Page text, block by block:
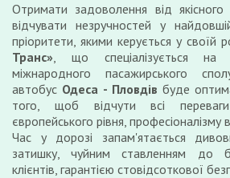
Отримати задоволення від якісного
відчувати незручностей у
пріоритети, якими керується у своїй
Транс», що спеціалізується на
міжнародного пасажирського
автобус Одеса - Пловдівбуде
того, щоб відчути всі переваги
європейського рівня, професіоналізму
Час у дорозі запам'ятається
затишку, чуйним ставленням до
клієнтів, гарантією стовідсоткової